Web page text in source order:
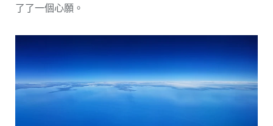
了了一個心願。